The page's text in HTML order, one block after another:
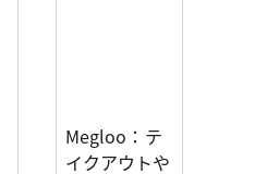
Megloo：テ
イクアウトや